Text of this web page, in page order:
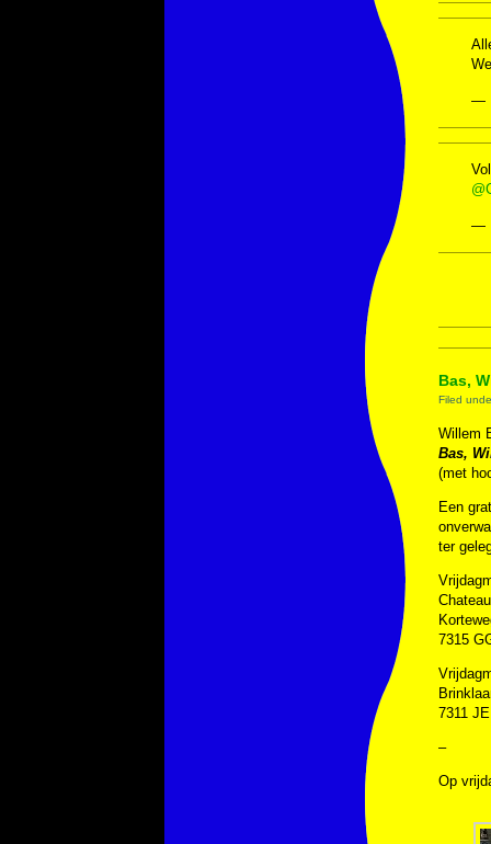
—
—
Bas,
Filed
Willem
Bas,
(met
Een
ter
7315
7311
–
Op